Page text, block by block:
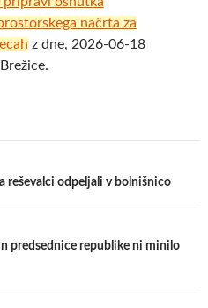
načrta za
z dne, 2026-06-18
reševalci odpeljali v bolnišnico
predsednice republike ni minilo